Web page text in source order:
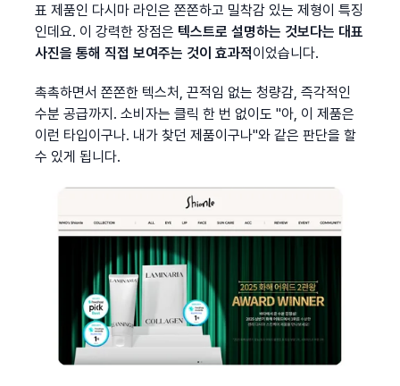
표 제품인 다시마 라인은 쫀쫀하고 밀착감 있는 제형이 특징
인데요. 이 강력한 장점은 텍스트로 설명하는 것보다는 대표
사진을 통해 직접 보여주는 것이 효과적이었습니다.
촉촉하면서 쫀쫀한 텍스처, 끈적임 없는 청량감, 즉각적인
수분 공급까지. 소비자는 클릭 한 번 없이도 "아, 이 제품은
이런 타입이구나. 내가 찾던 제품이구나"와 같은 판단을 할
수 있게 됩니다.